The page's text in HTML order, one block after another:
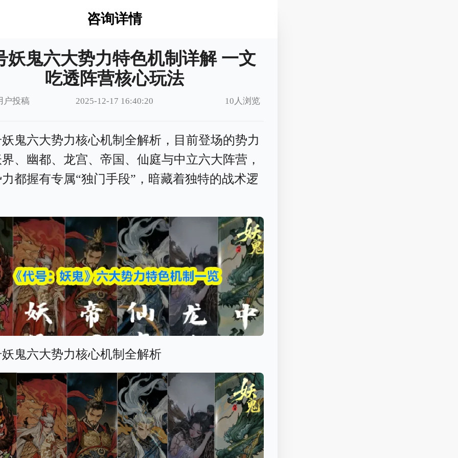
咨询详情
妖鬼六大势力特色机制详解 一文
吃透阵营核心玩法
投稿 2025-12-17 16:40:20 10人浏览
鬼六大势力核心机制全解析，目前登场的势力
、幽都、龙宫、帝国、仙庭与中立六大阵营，
都握有专属“独门手段”，暗藏着独特的战术逻
鬼六大势力核心机制全解析